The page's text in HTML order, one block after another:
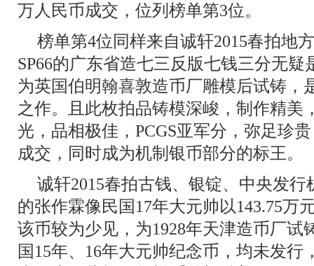
万人民币成交，位列榜单第3位。
榜单第4位同样来自诚轩2015春拍地
SP66的广东省造七三反版七钱三分无
为英国伯明翰喜敦造币厂雕模后试铸，
之作。且此枚拍品铸模深峻，制作精美
光，品相极佳，PCGS亚军分，弥足珍
成交，同时成为机制银币部分的标王。
诚轩2015春拍古钱、银锭、中央发行
的张作霖像民国17年大元帅以143.75万
该币较为少见，为1928年天津造币厂试
国15年、16年大元帅纪念币，均未发行